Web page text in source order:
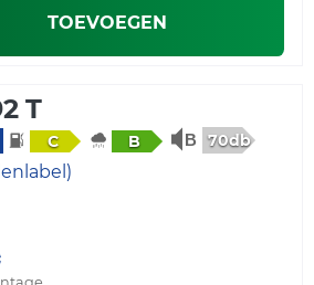
TOEVOEGEN
T
C B 70db